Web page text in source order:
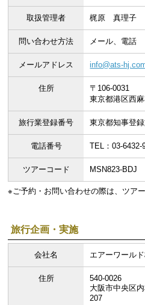
取扱管理者 梶原 真理子
問い合わせ方法 メール、電話
メールアドレス info@ats-
住所
〒106-0031
東京都港区西
旅行業登録番号 東京都知事登
電話番号 TEL：03-6432-
ツアーコード MSN823-BDJ
※ご予約・お問い合わせの際は、ツア
旅行企画・実施
会社名 エアーワール
住所
540-0026
大阪市中央区
207